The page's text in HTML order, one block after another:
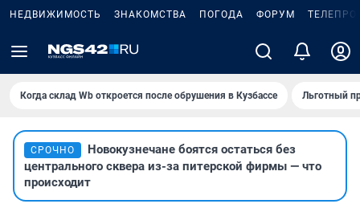
НЕДВИЖИМОСТЬ ЗНАКОМСТВА ПОГОДА ФОРУМ
Когда склад Wb откроется после обрушения в Кузбассе Льготный
СРОЧНО
Новокузнечане боятся остаться без
центрального сквера из-за питерской фирмы — что
происходит